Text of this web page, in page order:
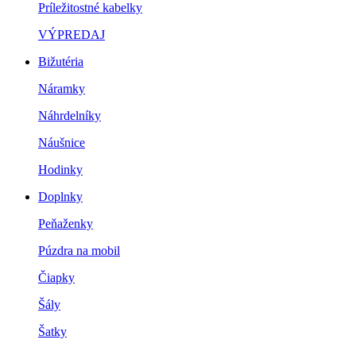
Príležitostné kabelky
VÝPREDAJ
Bižutéria
Náramky
Náhrdelníky
Náušnice
Hodinky
Doplnky
Peňaženky
Púzdra na mobil
Čiapky
Šály
Šatky